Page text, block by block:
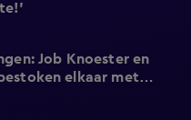
Job Knoester en
elkaar met